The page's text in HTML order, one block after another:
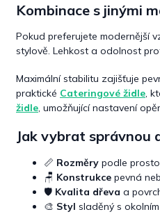
Kombinace s jinými
Pokud preferujete modernější
stylově. Lehkost a odolnost
Maximální stabilitu zajišťuje
praktické Cateringové židle,
židle, umožňující nastavení
Jak vybrat správnou
📏 Rozměry podle
🪑 Konstrukce pevná
🛡️ Kvalita dřeva a
🎨 Styl sladěný s